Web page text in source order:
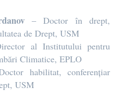
– Doctor în drept,
de Drept, USM
al Institutului pentru
Climatice, EPLO
habilitat, conferențiar
USM